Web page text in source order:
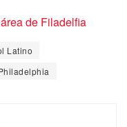
de Filadelfia
Latino